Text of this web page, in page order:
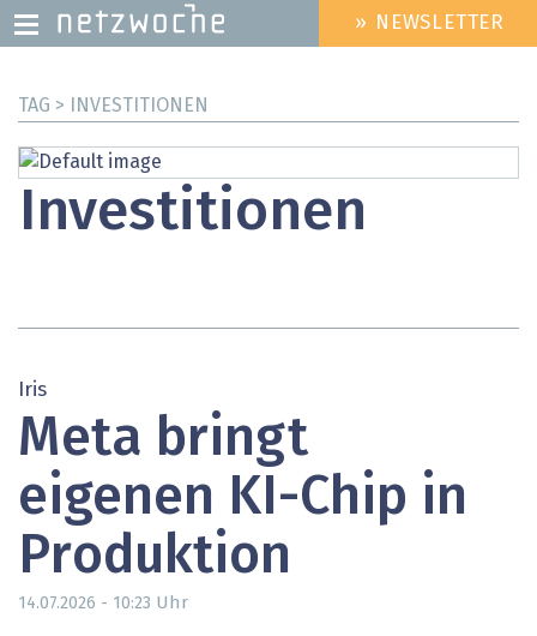
zum
HEADER
MENU
» NEWSLETTER
TAG > INVESTITIONEN
Investitionen
Iris
Meta bringt
eigenen KI-Chip in
Produktion
14.07.2026 - 10:23 Uhr